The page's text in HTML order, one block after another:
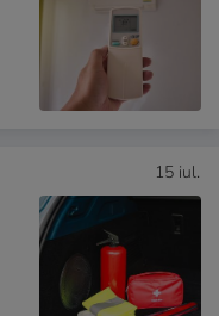
15 iul.